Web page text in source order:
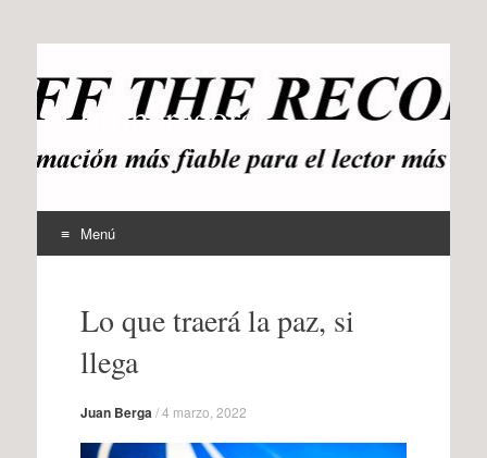
offtherecord
OTR
Menú
contenidoLo que traerá la paz, si
llega
Juan Berga /4 marzo, 2022